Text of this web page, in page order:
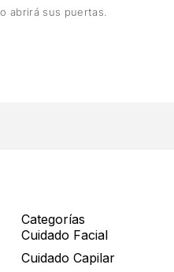
abrirá sus puertas.
Categorías
Cuidado Facial
Cuidado Capilar